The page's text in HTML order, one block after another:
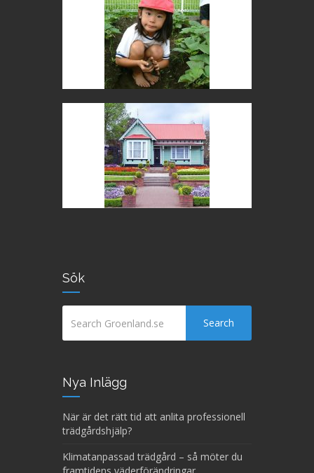
Sök
Search
Nya Inlägg
När är det rätt tid att anlita professionell
trädgårdshjälp?
Klimatanpassad trädgård – så möter du